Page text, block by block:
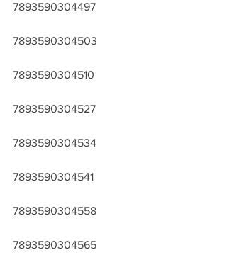
7893590304497
7893590304503
7893590304510
7893590304527
7893590304534
7893590304541
7893590304558
7893590304565